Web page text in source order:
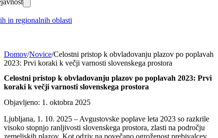
in regionalnih oblasti
Domov/Novice/Celostni pristop k obvladovanju plazov po poplavah
2023: Prvi koraki k večji varnosti slovenskega prostora
Celostni pristop k obvladovanju plazov po poplavah 2023: Prvi
koraki k večji varnosti slovenskega prostora
Objavljeno: 1. oktobra 2025
Ljubljana, 1. 10. 2025 – Avgustovske poplave leta 2023 so razkrile
visoko stopnjo ranljivosti slovenskega prostora, zlasti na področju
zemeljskih plazov. Kot odziv na povečano ogroženost prebivalcev